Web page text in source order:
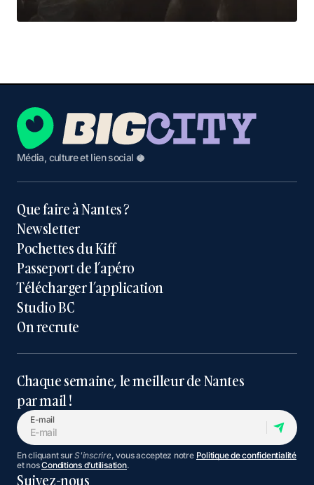
Média, culture et lien social 🥥
Que faire à Nantes ?
Newsletter
Pochettes du Kiff
Passeport de l’apéro
Télécharger l’application
Studio BC
On recrute
Chaque semaine, le meilleur de Nantes
par mail !
E-mail
En cliquant surS'inscrire, vous acceptez notre Politique de confidentialité
et nosConditions d’utilisation.
Suivez-nous